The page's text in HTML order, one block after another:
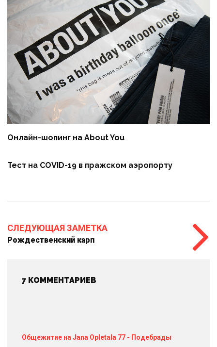
Онлайн-шопинг на About You
Тест на COVID-19 в пражском аэропорту
СЛЕДУЮЩАЯ ЗАМЕТКА
Рождественский карп
7 КОММЕНТАРИЕВ
Общежитие на Jana Opletala 77 - Подебрады